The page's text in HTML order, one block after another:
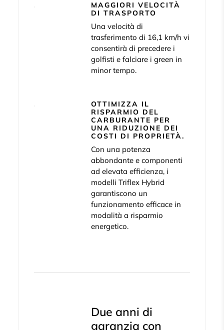
MAGGIORI VELOCITÀ
DI TRASPORTO
Una velocità di
trasferimento di 16,1 km/h vi
consentirà di precedere i
golfisti e falciare i green in
minor tempo.
OTTIMIZZA IL
RISPARMIO DEL
CARBURANTE PER
UNA RIDUZIONE DEI
COSTI DI PROPRIETÀ.
Con una potenza
abbondante e componenti
ad elevata efficienza, i
modelli Triflex Hybrid
garantiscono un
funzionamento efficace in
modalità a risparmio
energetico.
Due anni di
garanzia con